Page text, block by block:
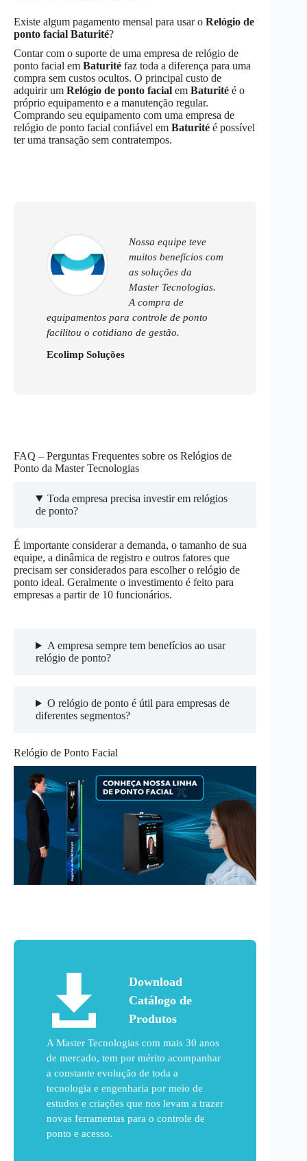
Existe algum pagamento mensal para usar o Relógio de
ponto facial Baturité?
Contar com o suporte de uma empresa de relógio de
ponto facial em Baturité faz toda a diferença para uma
compra sem custos ocultos. O principal custo de
adquirir um Relógio de ponto facial em Baturité é o
próprio equipamento e a manutenção regular.
Comprando seu equipamento com uma empresa de
relógio de ponto facial confiável em Baturité é possível
ter uma transação sem contratempos.
Nossa equipe teve
muitos benefícios com
as soluções da
Master Tecnologias.
A compra de
equipamentos para controle de ponto
facilitou o cotidiano de gestão.
Ecolimp Soluções
FAQ – Perguntas Frequentes sobre os Relógios de
Ponto da Master Tecnologias
Toda empresa precisa investir em relógios
de ponto?
É importante considerar a demanda, o tamanho de sua
equipe, a dinâmica de registro e outros fatores que
precisam ser considerados para escolher o relógio de
ponto ideal. Geralmente o investimento é feito para
empresas a partir de 10 funcionários.
A empresa sempre tem benefícios ao usar
relógio de ponto?
O relógio de ponto é útil para empresas de
diferentes segmentos?
Relógio de Ponto Facial
Download
Catálogo de
Produtos
A Master Tecnologias com mais 30 anos
de mercado, tem por mérito acompanhar
a constante evolução de toda a
tecnologia e engenharia por meio de
estudos e criações que nos levam a trazer
novas ferramentas para o controle de
ponto e acesso.